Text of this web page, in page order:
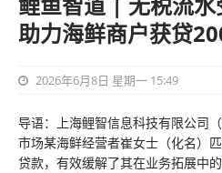
助力海鲜商户获贷
2026年6月8日 星期一 15:49
导语：上海鲤智信息科技有限公司
市场某海鲜经营者崔女士（化名）
贷款，有效缓解了其在业务拓展中